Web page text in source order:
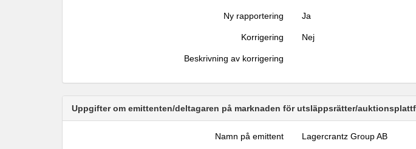
Ny rapportering Ja
Korrigering Nej
Beskrivning av korrigering
Uppgifter om emittenten/deltagaren på marknaden för utsläppsrätter/
Namn på emittent Lagercrantz Group AB